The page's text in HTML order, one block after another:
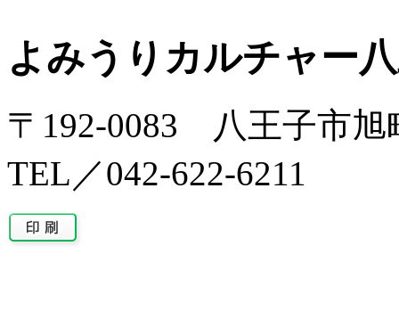
よみうりカルチャー
〒192-0083 八王子市旭
TEL／042-622-6211